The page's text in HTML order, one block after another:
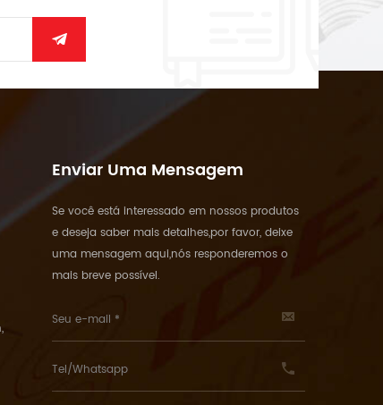
Enviar Uma Mensagem
Se você está interessado em nossos produtos
e deseja saber mais detalhes,por favor, deixe
uma mensagem aqui,nós responderemos o
mais breve possível.